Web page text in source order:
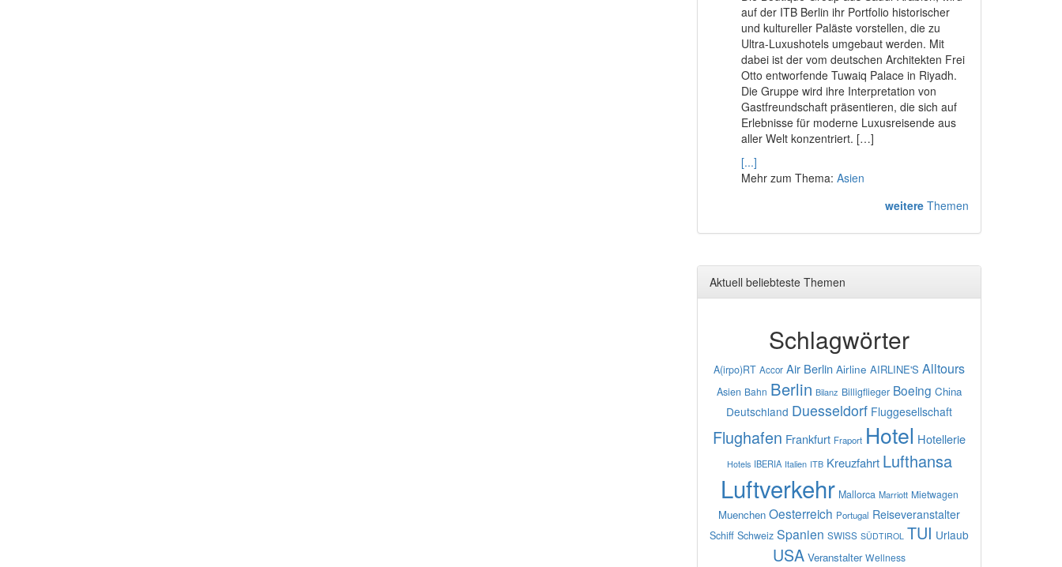
auf der ITB Berlin ihr Portfolio historischer
und kultureller Paläste vorstellen, die zu
Ultra-Luxushotels umgebaut werden. Mit
dabei ist der vom deutschen Architekten Frei
Otto entworfende Tuwaiq Palace in Riyadh.
Die Gruppe wird ihre Interpretation von
Gastfreundschaft präsentieren, die sich auf
Erlebnisse für moderne Luxusreisende aus
aller Welt konzentriert. […]
[...]
Mehr zum Thema: Asien
weitere Themen
Aktuell beliebteste Themen
Schlagwörter
A(irpo)RT Accor Air Berlin Airline AIRLINE'S Alltours
Asien Bahn Berlin Bilanz Billigflieger Boeing China
Deutschland Duesseldorf Fluggesellschaft
Flughafen Frankfurt Fraport Hotel Hotellerie
Hotels IBERIA Italien ITB Kreuzfahrt Lufthansa
Luftverkehr Mallorca Marriott Mietwagen
Muenchen Oesterreich Portugal Reiseveranstalter
Schiff Schweiz Spanien SWISS SÜDTIROL TUI Urlaub
USA Veranstalter Wellness